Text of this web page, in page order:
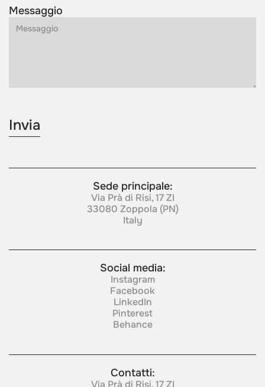
Messaggio
Sede principale:
Via Prà di Risi, 17 ZI
33080 Zoppola (PN)
Italy
Social media:
Instagram
Facebook
LinkedIn
Pinterest
Behance
Contatti:
Via Prà di Risi, 17 ZI